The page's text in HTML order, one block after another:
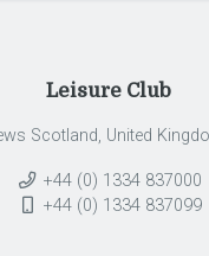
Leisure Club
Scotland, United
+44 (0) 1334 837000
+44 (0) 1334 837099